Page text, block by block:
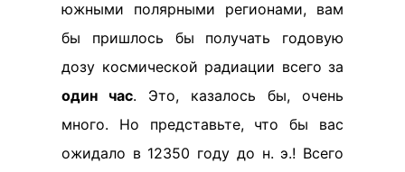
южными полярными регионами, вам
бы пришлось бы получать годовую
дозу космической радиации всего за
один час. Это, казалось бы, очень
много. Но представьте, что бы вас
ожидало в 12350 году до н. э.! Всего